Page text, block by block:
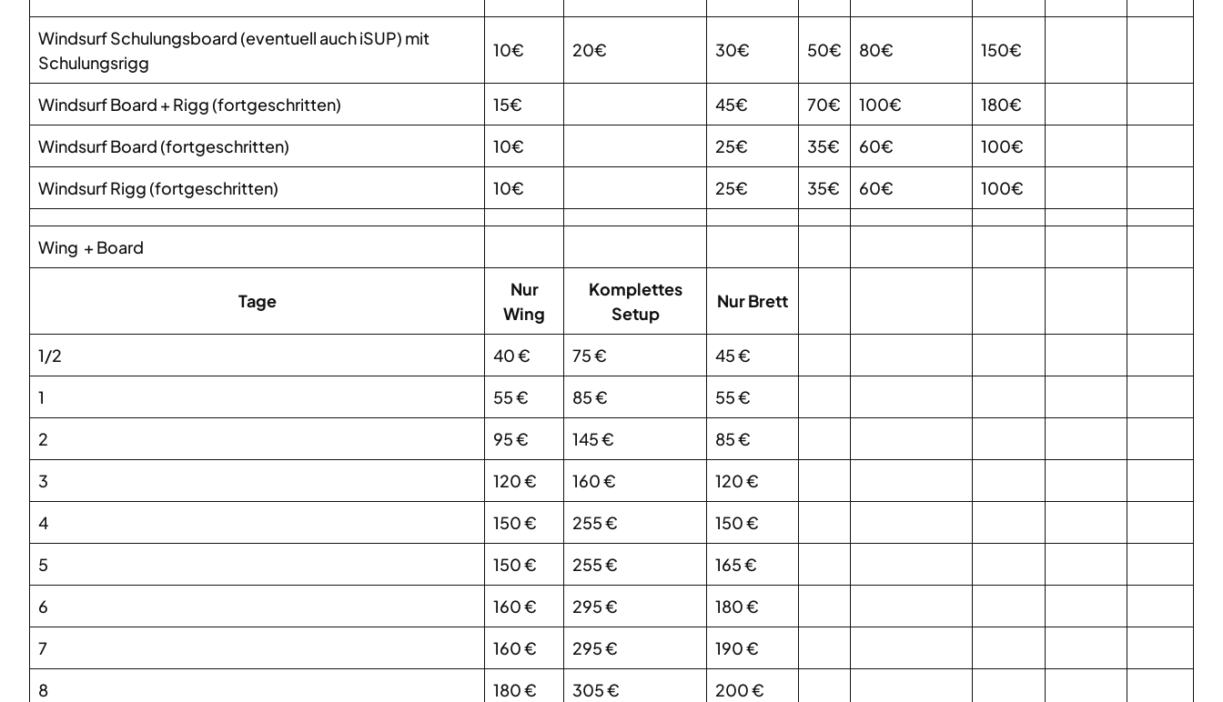
Windsurf Schulungsboard (eventuell auch iSUP) mit
Schulungsrigg
10€ 20€ 30€ 50€ 80€ 150€
Windsurf Board + Rigg (fortgeschritten) 15€ 45€ 70€ 100€
180€
Windsurf Board (fortgeschritten)
10€ 25€ 35€ 60€
100€
Windsurf Rigg (fortgeschritten)
10€ 25€ 35€ 60€ 100€
Wing + Board
Tage
Nur
Wing
Komplettes
Setup
Nur Brett
1/2 40 € 75 €
45 €
1
55 € 85 €
55 €
2
95 € 145 €
85 €
3
120 € 160 €
120 €
4
150 € 255 €
150 €
5
150 € 255 €
165 €
6
160 € 295 €
180 €
7
160 € 295 €
190 €
8
180 € 305 €
200 €